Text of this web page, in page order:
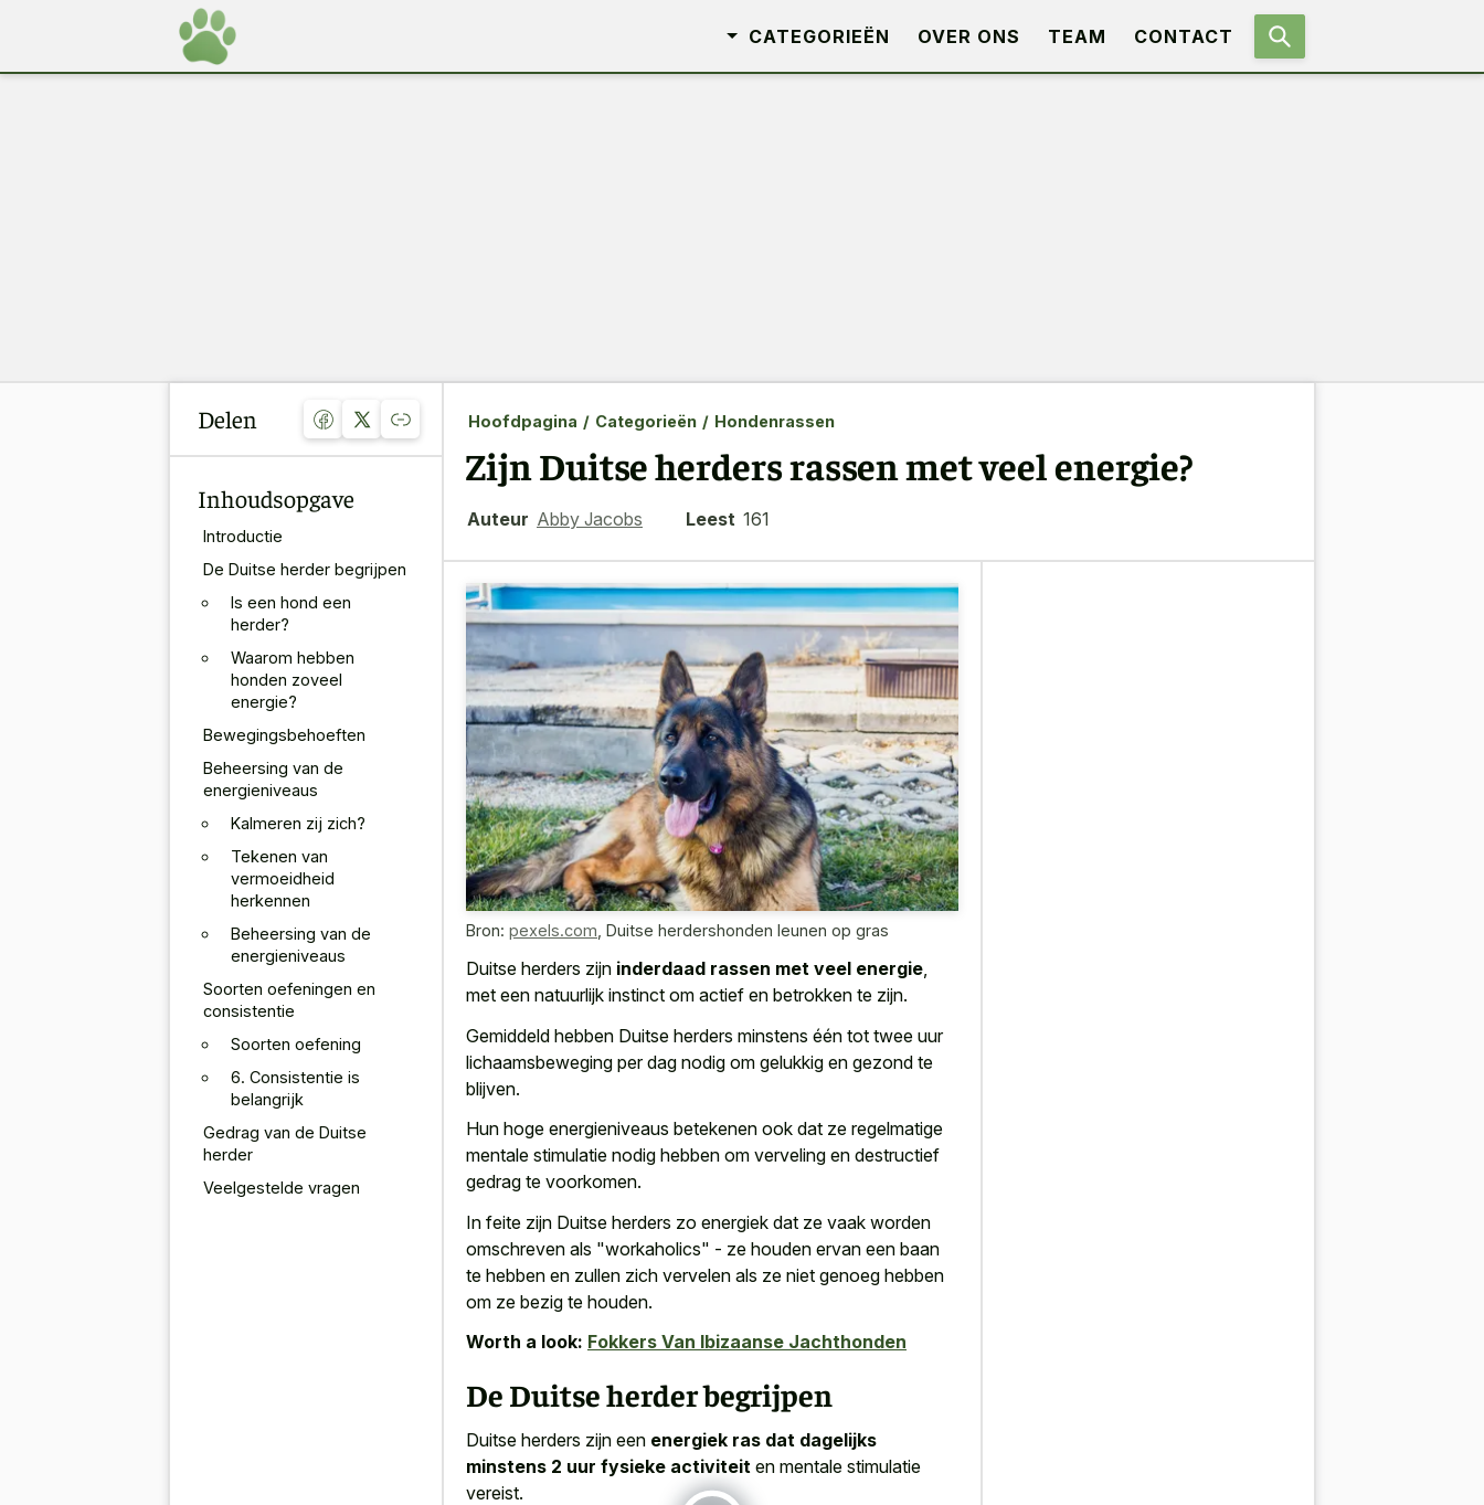
CATEGORIEËN OVER ONS TEAM CONTACT
Delen
Inhoudsopgave
Introductie
De Duitse herder begrijpen
Is een hond een
herder?
Waarom hebben
honden zoveel
energie?
Bewegingsbehoeften
Beheersing van de
energieniveaus
Kalmeren zij zich?
Tekenen van
vermoeidheid
herkennen
Beheersing van de
energieniveaus
Soorten oefeningen en
consistentie
Soorten oefening
6. Consistentie is
belangrijk
Gedrag van de Duitse
herder
Veelgestelde vragen
Hoofdpagina / Categorieën / Hondenrassen
Zijn Duitse herders rassen met veel energie?
Auteur Abby Jacobs Leest 161
Bron: pexels.com Duitse herdershonden leunen op gras
Duitse herders zijn inderdaad rassen met veel energie,
met een natuurlijk instinct om actief en betrokken te zijn.
Gemiddeld hebben Duitse herders minstens één tot twee uur
lichaamsbeweging per dag nodig om gelukkig en gezond te
blijven.
Hun hoge energieniveaus betekenen ook dat ze regelmatige
mentale stimulatie nodig hebben om verveling en destructief
gedrag te voorkomen.
In feite zijn Duitse herders zo energiek dat ze vaak worden
omschreven als "workaholics" - ze houden ervan een baan
te hebben en zullen zich vervelen als ze niet genoeg hebben
om ze bezig te houden.
Worth a look: Fokkers Van Ibizaanse Jachthonden
De Duitse herder begrijpen
Duitse herders zijn een energiek ras dat dagelijks
minstens 2 uur fysieke activiteit en mentale stimulatie
vereist.